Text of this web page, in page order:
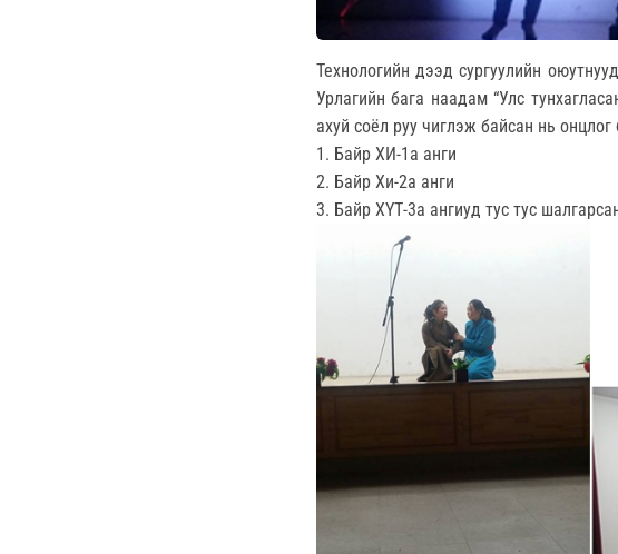
Технологийн дээд сургуулийн
Урлагийн бага наадам “Улс
ахуй соёл руу чиглэж байсан нь
1. Байр ХИ-1а анги
2. Байр Хи-2а анги
3. Байр ХҮТ-3а ангиуд тус тус